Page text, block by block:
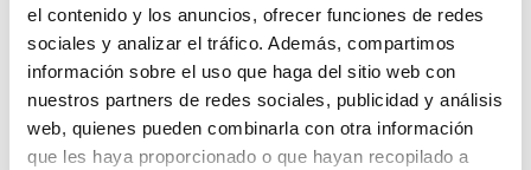
el contenido y los anuncios, ofrecer funciones de redes
sociales y analizar el tráfico. Además, compartimos
información sobre el uso que haga del sitio web con
nuestros partners de redes sociales, publicidad y análisis
web, quienes pueden combinarla con otra información
que les haya proporcionado o que hayan recopilado a